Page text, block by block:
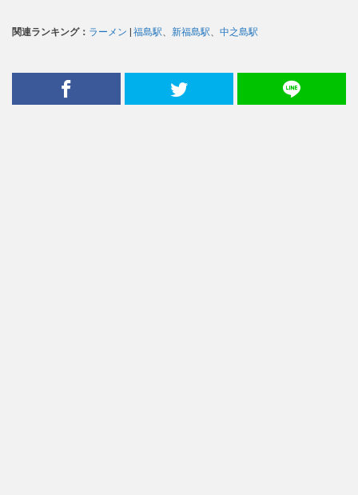
関連ランキング： ラーメン | 福島駅 新福島駅 中之島駅